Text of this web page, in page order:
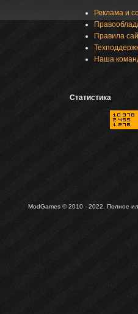
Реклама и
Правила
Наша
Статистика
ModGames © 2010 - 2022. Полное